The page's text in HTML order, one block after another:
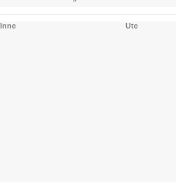
Inne Ute